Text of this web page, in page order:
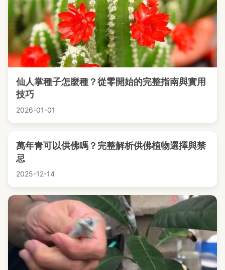
仙人掌種子怎麼種？從零開始的完整指南與實用
技巧
2026-01-01
萬年青可以供佛嗎？完整解析供佛植物選擇與禁
忌
2025-12-14